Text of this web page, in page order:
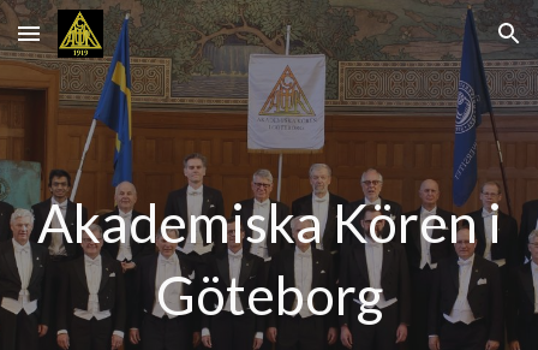
Skip to main content Skip to navigation
Akademiska Kören i
Göteborg